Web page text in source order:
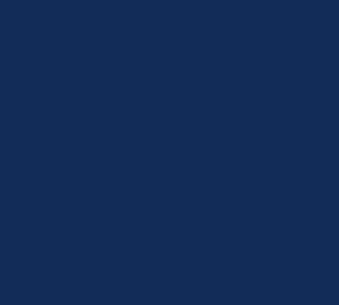
Den
Festival gibt
Langner am
sind interessierte Bürger*innen
herzlich eingeladen.
auch in diesem Jahr aus den
Mittelrhein und Ahr sowie der
Rahmen der Festivalweinprobe